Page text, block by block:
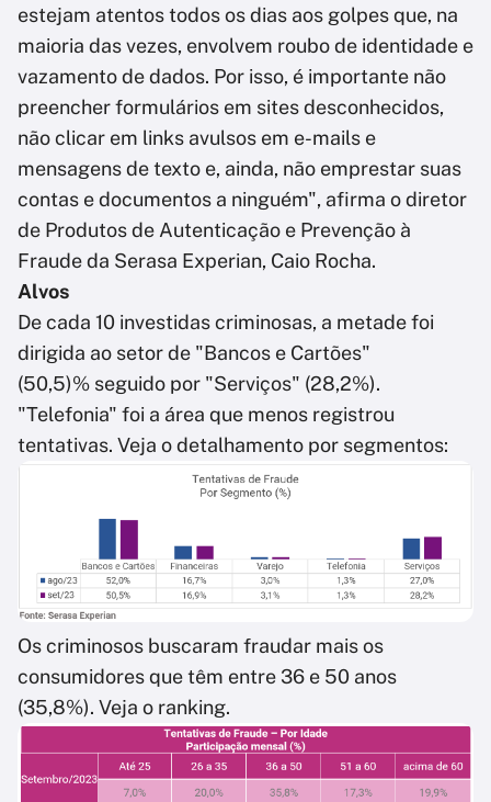
estejam atentos todos os dias aos golpes que, na
maioria das vezes, envolvem roubo de identidade e
vazamento de dados. Por isso, é importante não
preencher formulários em sites desconhecidos,
não clicar em links avulsos em e-mails e
mensagens de texto e, ainda, não emprestar suas
contas e documentos a ninguém", afirma o diretor
de Produtos de Autenticação e Prevenção à
Fraude da Serasa Experian, Caio Rocha.
Alvos
De cada 10 investidas criminosas, a metade foi
dirigida ao setor de "Bancos e Cartões"
(50,5)% seguido por "Serviços" (28,2%).
"Telefonia" foi a área que menos registrou
tentativas. Veja o detalhamento por segmentos:
Os criminosos buscaram fraudar mais os
consumidores que têm entre 36 e 50 anos
(35,8%). Veja o ranking.